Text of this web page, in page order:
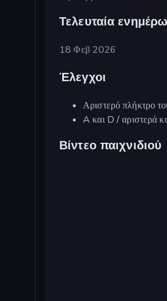
Τελευταία
18 Φεβ 2026
Έλεγχοι
Αριστερό πλήκτρο
A και D / αριστερά
Βίντεο παιχνιδιού